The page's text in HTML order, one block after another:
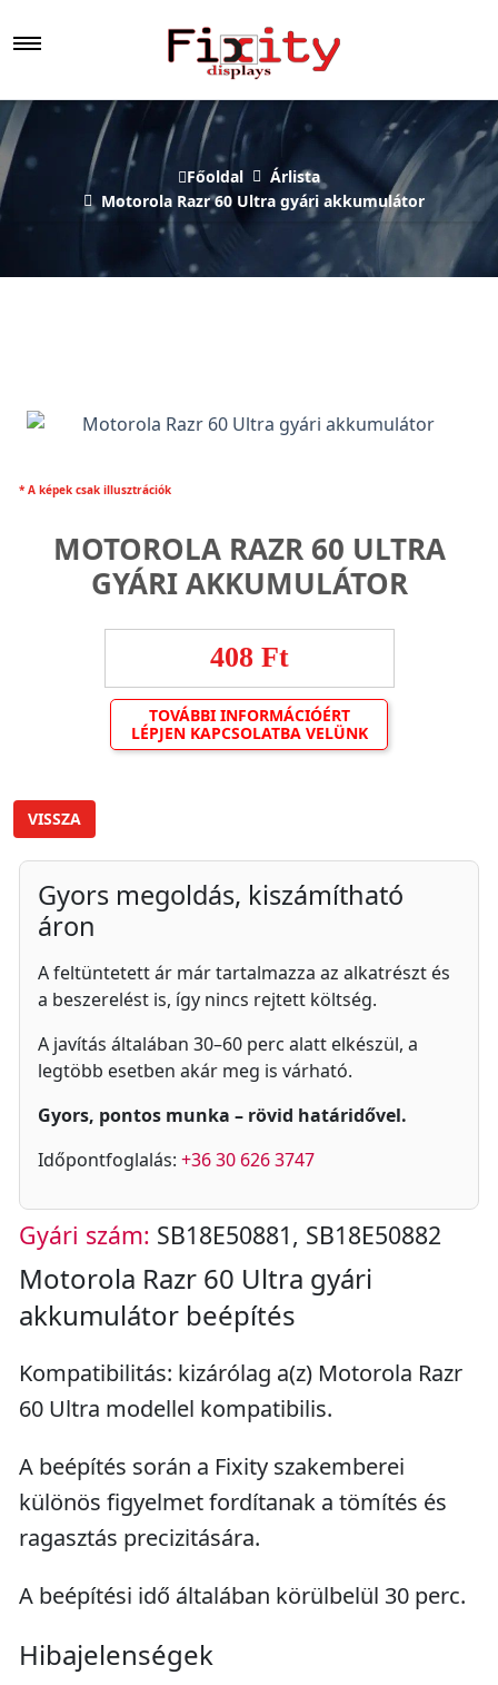
Főoldal
Árlista
Motorola Razr 60 Ultra gyári akkumulátor
* A képek csak illusztrációk
MOTOROLA RAZR 60 ULTRA
GYÁRI AKKUMULÁTOR
408 Ft
TOVÁBBI INFORMÁCIÓÉRT
LÉPJEN KAPCSOLATBA VELÜNK
VISSZA
Gyors megoldás, kiszámítható
áron
A feltüntetett ár már tartalmazza az alkatrészt és
a beszerelést is, így nincs rejtett költség.
A javítás általában 30–60 perc alatt elkészül, a
legtöbb esetben akár meg is várható.
Gyors, pontos munka – rövid határidővel.
Időpontfoglalás: +36 30 626 3747
Gyári szám: SB18E50881, SB18E50882
Motorola Razr 60 Ultra gyári
akkumulátor beépítés
Kompatibilitás: kizárólag a(z) Motorola Razr
60 Ultra modellel kompatibilis.
A beépítés során a Fixity szakemberei
különös figyelmet fordítanak a tömítés és
ragasztás precizitására.
A beépítési idő általában körülbelül 30 perc.
Hibajelenségek